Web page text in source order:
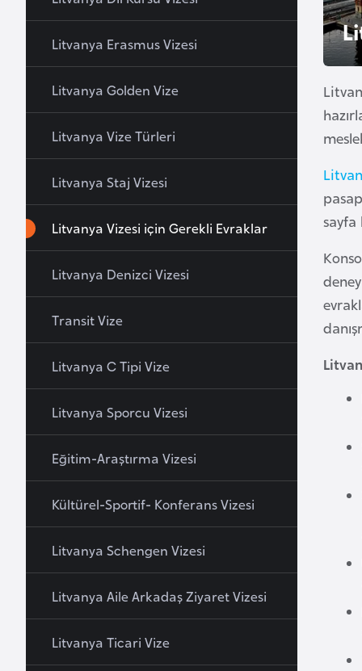
sayfa
Litvanya Erasmus Vizesi
Litvanya Golden Vize
Litvanya Vize Türleri
Litvanya Staj Vizesi
Litvanya Vizesi için Gerekli Evraklar
Litvanya Denizci Vizesi
Transit Vize
Litvanya C Tipi Vize
Litvanya Sporcu Vizesi
Eğitim-Araştırma Vizesi
Kültürel-Sportif- Konferans Vizesi
Litvanya Schengen Vizesi
Litvanya Aile Arkadaş Ziyaret Vizesi
Litvanya Ticari Vize
y
z
r
b
a
y
c
a
n
B
r
y
n
a
n
g
l
a
d